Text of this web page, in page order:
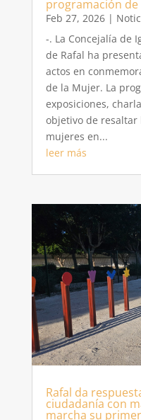
programación de
Feb 27, 2026|
-. La Concejalía de
de Rafal ha
actos en
de la Mujer. La
exposiciones,
objetivo de
mujeres en...
leer más
Rafal da
ciudadanía con
marcha su